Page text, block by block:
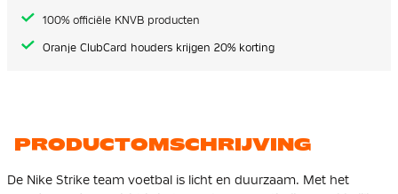
100% officiële KNVB producten
Oranje ClubCard houders krijgen 20% korting
PRODUCTOMSCHRIJVING
De Nike Strike team voetbal is licht en duurzaam. Met het